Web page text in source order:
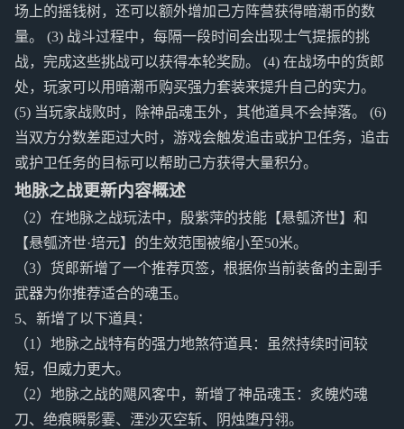
场上的摇钱树，还可以额外增加己方阵营获得暗潮币的数
量。 (3) 战斗过程中，每隔一段时间会出现士气提振的挑
战，完成这些挑战可以获得本轮奖励。 (4) 在战场中的货郎
处，玩家可以用暗潮币购买强力套装来提升自己的实力。
(5) 当玩家战败时，除神品魂玉外，其他道具不会掉落。 (6)
当双方分数差距过大时，游戏会触发追击或护卫任务，追击
或护卫任务的目标可以帮助己方获得大量积分。
地脉之战更新内容概述
（2）在地脉之战玩法中，殷紫萍的技能【悬瓠济世】和
【悬瓠济世·培元】的生效范围被缩小至50米。
（3）货郎新增了一个推荐页签，根据你当前装备的主副手
武器为你推荐适合的魂玉。
5、新增了以下道具：
（1）地脉之战特有的强力地煞符道具：虽然持续时间较
短，但威力更大。
（2）地脉之战的飓风客中，新增了神品魂玉：炙魄灼魂
刀、绝痕瞬影霎、湮沙灭空斩、阴烛堕丹翎。